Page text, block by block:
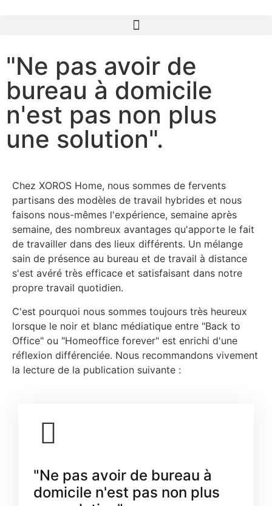
"Ne pas avoir de
bureau à domicile
n'est pas non plus
une solution".
Chez XOROS Home, nous sommes de fervents
partisans des modèles de travail hybrides et nous
faisons nous-mêmes l'expérience, semaine après
semaine, des nombreux avantages qu'apporte le fait
de travailler dans des lieux différents. Un mélange
sain de présence au bureau et de travail à distance
s'est avéré très efficace et satisfaisant dans notre
propre travail quotidien.
C'est pourquoi nous sommes toujours très heureux
lorsque le noir et blanc médiatique entre "Back to
Office" ou "Homeoffice forever" est enrichi d'une
réflexion différenciée. Nous recommandons vivement
la lecture de la publication suivante :
"Ne pas avoir de bureau à
domicile n'est pas non plus